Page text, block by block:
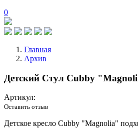
0
Главная
Архив
Детский Стул Cubby
Артикул:
Оставить отзыв
Детское кресло Cubby "Magnolia"